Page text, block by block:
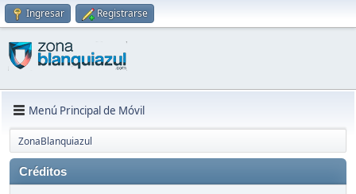
Ingresar Registrarse
Menú Principal de Móvil
ZonaBlanquiazul
Créditos